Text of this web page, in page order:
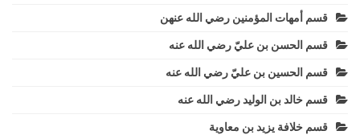
قسم أمهات المؤمنين رضي الله عنهن
قسم الحسن بن عليّ رضي الله عنه
قسم الحسين بن عليّ رضي الله عنه
قسم خالد بن الوليد رضي الله عنه
قسم خلافة يزيد بن معاوية